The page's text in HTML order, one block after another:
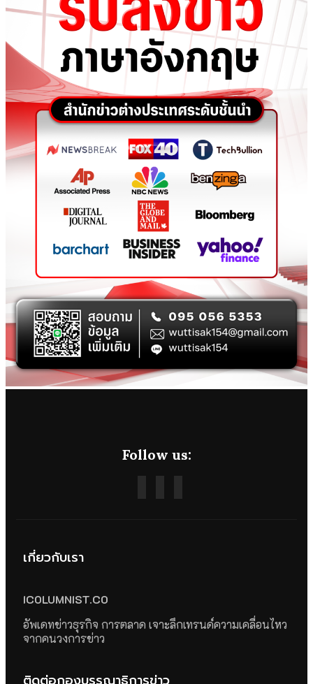
Follow us:
เกี่ยวกับเรา
ICOLUMNIST.CO
อัพเดทข่าวธุรกิจ การตลาด เจาะลึกเทรนด์ความเคลื่อนไหว
จากคนวงการข่าว